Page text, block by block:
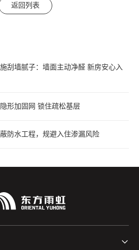
返回列表
刮墙腻子：墙面主动净醛 新房安心入
形加固网 锁住疏松基层
防水工程，规避入住渗漏风险